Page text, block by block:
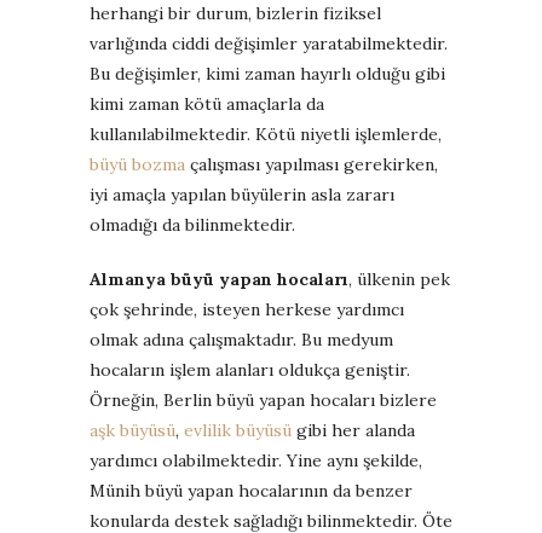
herhangi bir durum, bizlerin fiziksel
varlığında ciddi değişimler yaratabilmektedir.
Bu değişimler, kimi zaman hayırlı olduğu gibi
kimi zaman kötü amaçlarla da
kullanılabilmektedir. Kötü niyetli işlemlerde,
büyü bozma çalışması yapılması gerekirken,
iyi amaçla yapılan büyülerin asla zararı
olmadığı da bilinmektedir.
Almanya büyü yapan hocaları, ülkenin pek
çok şehrinde, isteyen herkese yardımcı
olmak adına çalışmaktadır. Bu medyum
hocaların işlem alanları oldukça geniştir.
Örneğin, Berlin büyü yapan hocaları bizlere
aşk büyüsü, evlilik büyüsü gibi her alanda
yardımcı olabilmektedir. Yine aynı şekilde,
Münih büyü yapan hocalarının da benzer
konularda destek sağladığı bilinmektedir. Öte